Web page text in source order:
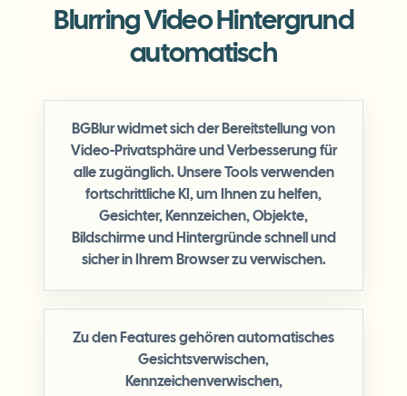
Blurring Video Hintergrund
automatisch
BGBlur widmet sich der Bereitstellung von
Video-Privatsphäre und Verbesserung für
alle zugänglich. Unsere Tools verwenden
fortschrittliche KI, um Ihnen zu helfen,
Gesichter, Kennzeichen, Objekte,
Bildschirme und Hintergründe schnell und
sicher in Ihrem Browser zu verwischen.
Zu den Features gehören automatisches
Gesichtsverwischen,
Kennzeichenverwischen,